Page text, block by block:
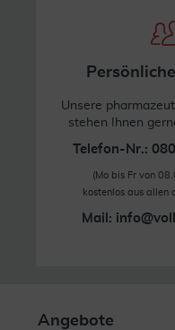
Unsere
stehen Ihnen
Telefon-Nr.:
(Mo bis Fr von
kostenlos aus allen
Mail:
Angebote